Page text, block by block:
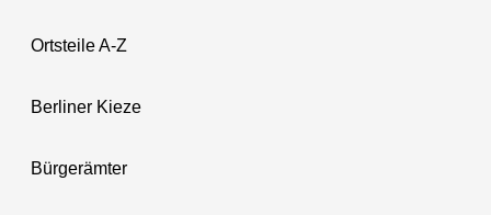
Ortsteile A-Z
Berliner Kieze
Bürgerämter